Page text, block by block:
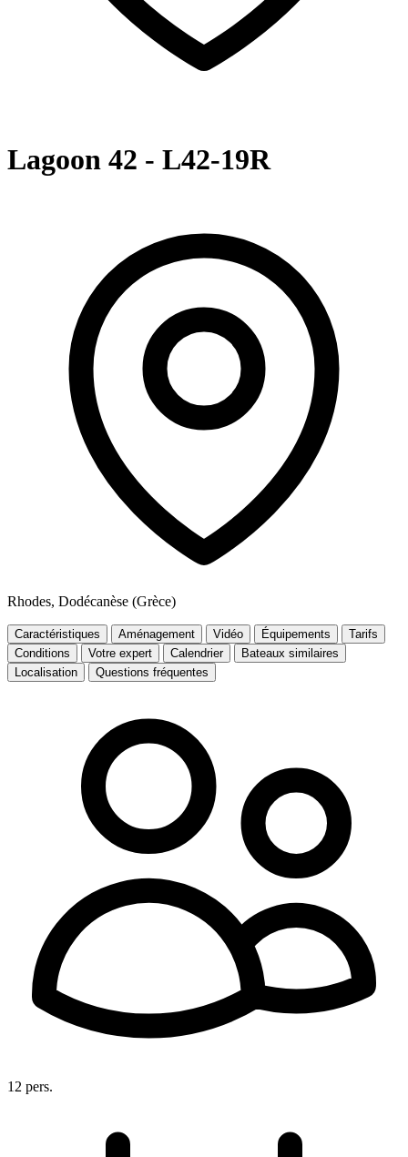
Lagoon 42 - L42-19R
Rhodes, Dodécanèse (Grèce)
Caractéristiques Aménagement Vidéo Équipements
Tarifs
Conditions
Votre expert Calendrier
Bateaux similaires
Localisation
Questions fréquentes
12 pers.